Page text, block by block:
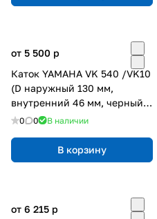
от 5 500 p
Каток YAMAHA VK 540 /VK10
(D наружный 130 мм,
внутренний 46 мм, черный,
малый) п-к 6005 оригинал
0 0 В наличии
В корзину
от 6 215 p